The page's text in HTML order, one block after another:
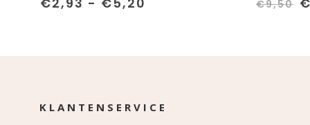
€9,50
KLANTENSERVICE